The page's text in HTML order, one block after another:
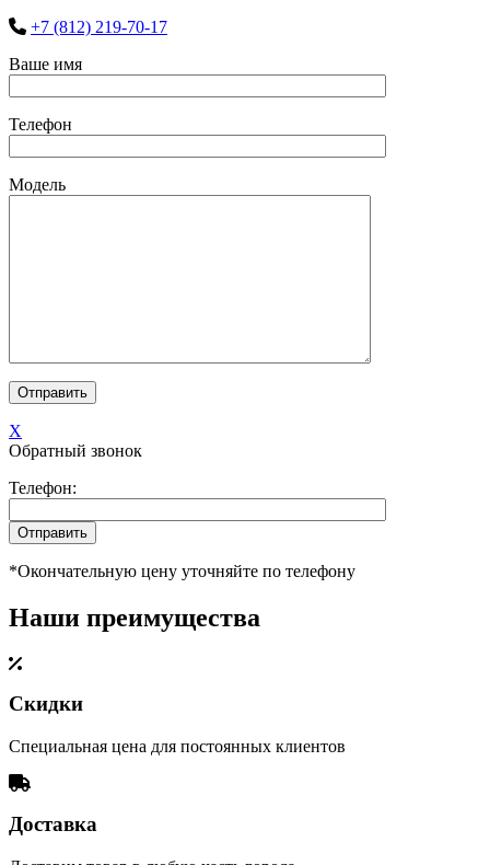
+7 (812) 219-70-17
Ваше имя
Телефон
Модель
X
Обратный звонок
Телефон:
*Окончательную цену уточняйте по телефону
Наши преимущества
Скидки
Специальная цена для постоянных клиентов
Доставка